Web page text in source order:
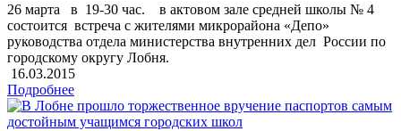
26 марта в 19-30 час. в актовом зале средней школы № 4
состоится встреча с жителями микрорайона «Депо»
руководства отдела министерства внутренних дел России по
городскому округу Лобня.
16.03.2015
Подробнее